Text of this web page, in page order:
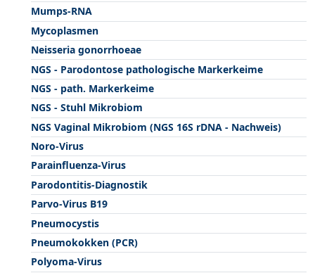
Mumps-RNA
Mycoplasmen
Neisseria gonorrhoeae
NGS - Parodontose pathologische Markerkeime
NGS - path. Markerkeime
NGS - Stuhl Mikrobiom
NGS Vaginal Mikrobiom (NGS 16S rDNA - Nachweis)
Noro-Virus
Parainfluenza-Virus
Parodontitis-Diagnostik
Parvo-Virus B19
Pneumocystis
Pneumokokken (PCR)
Polyoma-Virus